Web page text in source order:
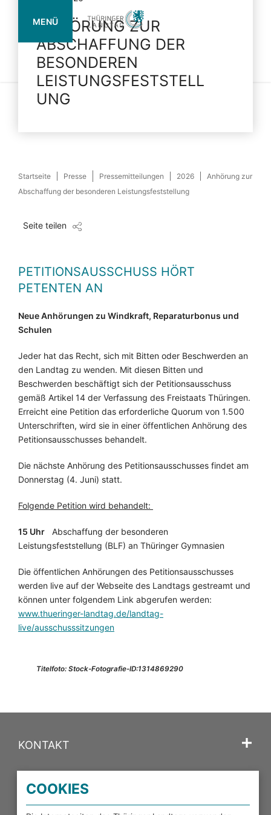
MENÜ
Termine
Landtag
Live
Mediathek
ANHÖRUNG ZUR
ABSCHAFFUNG DER
BESONDEREN
LEISTUNGSFESTSTELL
UNG
Startseite Presse Pressemitteilungen 2026
Anhörung zur
Abschaffung der besonderen Leistungsfeststellung
Seite teilen
PETITIONSAUSSCHUSS HÖRT
PETENTEN AN
Neue Anhörungen zu Windkraft, Reparaturbonus und
Schulen
Jeder hat das Recht, sich mit Bitten oder Beschwerden an
den Landtag zu wenden. Mit diesen Bitten und
Beschwerden beschäftigt sich der Petitionsausschuss
gemäß Artikel 14 der Verfassung des Freistaats Thüringen.
Erreicht eine Petition das erforderliche Quorum von 1.500
Unterschriften, wird sie in einer öffentlichen Anhörung des
Petitionsausschusses behandelt.
Die nächste Anhörung des Petitionsausschusses findet am
Donnerstag (4. Juni) statt.
Folgende Petition wird behandelt:
15 Uhr Abschaffung der besonderen
Leistungsfeststellung (BLF) an Thüringer Gymnasien
Die öffentlichen Anhörungen des Petitionsausschusses
werden live auf der Webseite des Landtags gestreamt und
können unter folgendem Link abgerufen werden:
www.thueringer-landtag.de/landtag-
live/ausschusssitzungen
Titelfoto: Stock-Fotografie-ID:1314869290
KONTAKT
COOKIES